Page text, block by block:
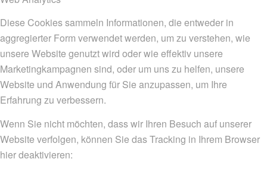
Diese Cookies sammeln Informationen, die entweder in
aggregierter Form verwendet werden, um zu verstehen, wie
unsere Website genutzt wird oder wie effektiv unsere
Marketingkampagnen sind, oder um uns zu helfen, unsere
Website und Anwendung für Sie anzupassen, um Ihre
Erfahrung zu verbessern.
Wenn Sie nicht möchten, dass wir Ihren Besuch auf unserer
Website verfolgen, können Sie das Tracking in Ihrem Browser
hier deaktivieren: